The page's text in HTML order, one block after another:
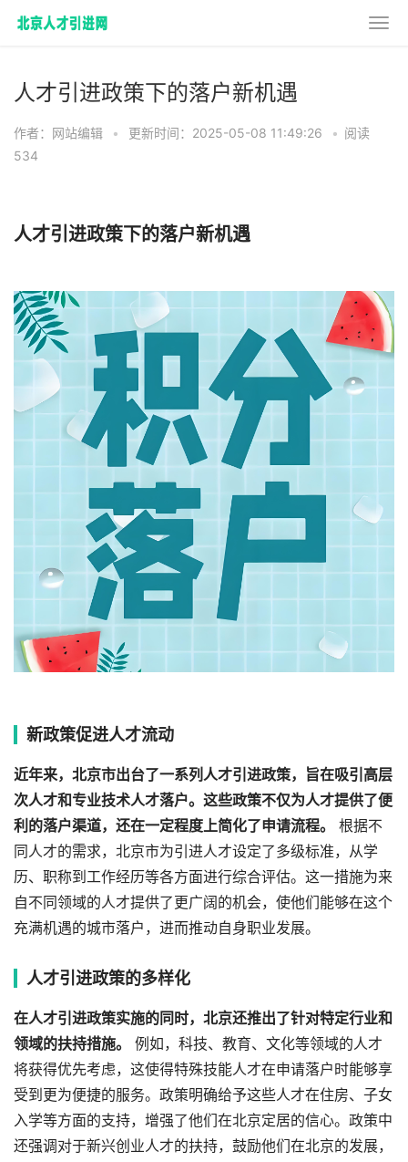
人才引进政策下的落户新机遇
作者：网站编辑 • 更新时间：2025-05-08 11:49:26 • 阅读
534
人才引进政策下的落户新机遇
新政策促进人才流动
近年来，北京市出台了一系列人才引进政策，旨在吸引高层
次人才和专业技术人才落户。这些政策不仅为人才提供了便
利的落户渠道，还在一定程度上简化了申请流程。
根据不
同人才的需求，北京市为引进人才设定了多级标准，从学
历、职称到工作经历等各方面进行综合评估。这一措施为来
自不同领域的人才提供了更广阔的机会，使他们能够在这个
充满机遇的城市落户，进而推动自身职业发展。
人才引进政策的多样化
在人才引进政策实施的同时，北京还推出了针对特定行业和
领域的扶持措施。
例如，科技、教育、文化等领域的人才
将获得优先考虑，这使得特殊技能人才在申请落户时能够享
受到更为便捷的服务。政策明确给予这些人才在住房、子女
入学等方面的支持，增强了他们在北京定居的信心。政策中
还强调对于新兴创业人才的扶持，鼓励他们在北京的发展，